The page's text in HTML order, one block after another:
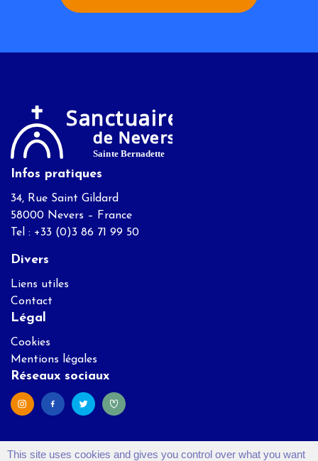
Infos pratiques
34, Rue Saint Gildard
58000 Nevers – France
Tel : +33 (0)3 86 71 99 50
Divers
Liens utiles
Contact
Légal
Cookies
Mentions légales
Réseaux sociaux
This site uses cookies and gives you control over what you want